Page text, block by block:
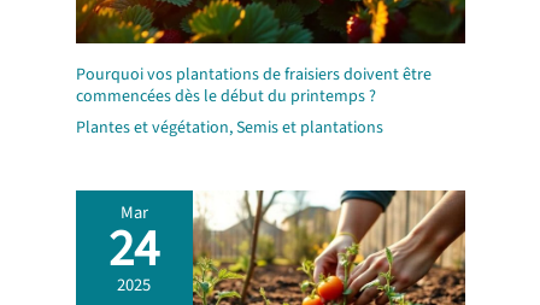
Pourquoi vos plantations de fraisiers doivent être
commencées dès le début du printemps ?
Plantes et végétation,Semis et plantations
Mar
24
2025